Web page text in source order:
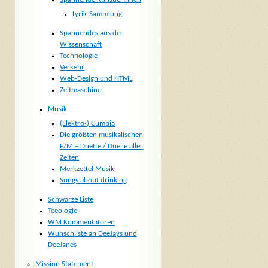
Lyrik-Sammlung
Spannendes aus der
Wissenschaft
Technologie
Verkehr
Web-Design und HTML
Zeitmaschine
Musik
(Elektro-) Cumbia
Die größten musikalischen
F/M – Duette / Duelle aller
Zeiten
Merkzettel Musik
Songs about drinking
Schwarze Liste
Teeologie
WM Kommentatoren
Wunschliste an DeeJays und
DeeJanes
Mission Statement